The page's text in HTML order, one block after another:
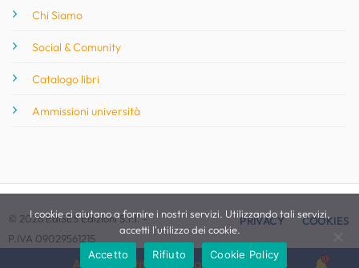
Attiva le notifiche per questo concorso
Chi Siamo
Social & Comunity
Catalogo libri
Ammissioni università
© 2026 EdiSES Edizioni S.r.l. -
P.IVA 09029561215
PRIVACY COOKIES
I cookie ci aiutano a fornire i nostri servizi. Utilizzando tali servizi,
accetti l'utilizzo dei cookie.
Accetto
Rifiuto Cookie Policy